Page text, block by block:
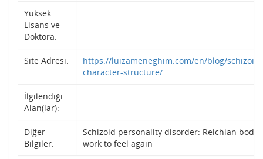
Yüksek
Lisans ve
Doktora:
Site Adresi:
https://luizameneghim.com/en/blog/schizoid-
character-structure/
İlgilendiği
Alan(lar):
Diğer
Bilgiler:
Schizoid personality disorder: Reichian body
work to feel again